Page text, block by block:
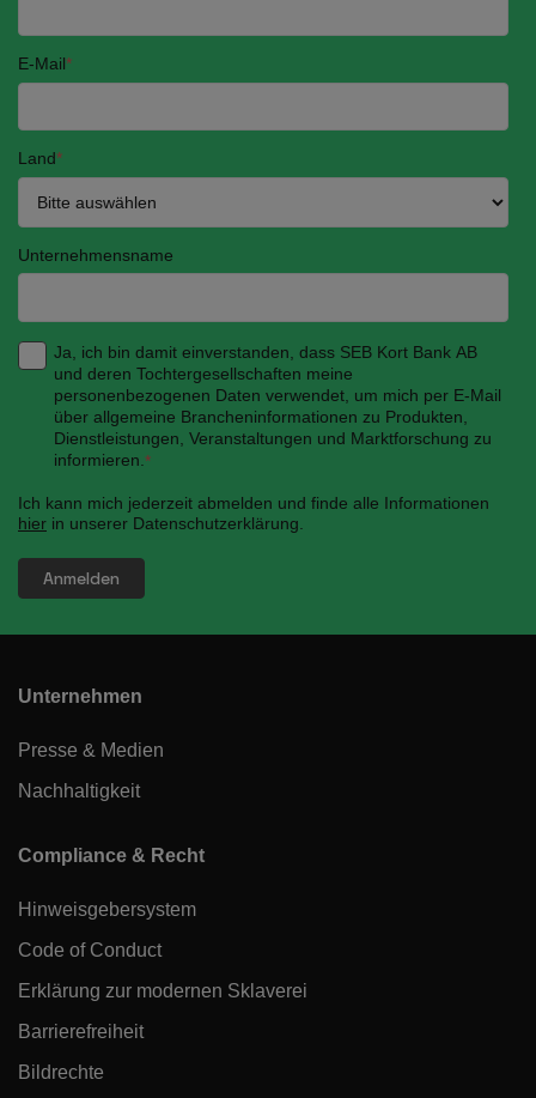
E-Mail*
Land*
Unternehmensname
Ja, ich bin damit einverstanden, dass SEB Kort Bank AB
und deren Tochtergesellschaften meine
personenbezogenen Daten verwendet, um mich per E-Mail
über allgemeine Brancheninformationen zu Produkten,
Dienstleistungen, Veranstaltungen und Marktforschung zu
informieren. *
Ich kann mich jederzeit abmelden und finde alle Informationen
hier in unserer Datenschutzerklärung.
Unternehmen
Presse & Medien
Nachhaltigkeit
Compliance & Recht
Hinweisgebersystem
Code of Conduct
Erklärung zur modernen Sklaverei
Barrierefreiheit
Bildrechte